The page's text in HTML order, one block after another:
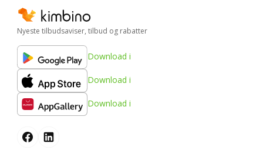
Nyeste tilbudsaviser, tilbud og rabatter
Download i
Download i
Download i